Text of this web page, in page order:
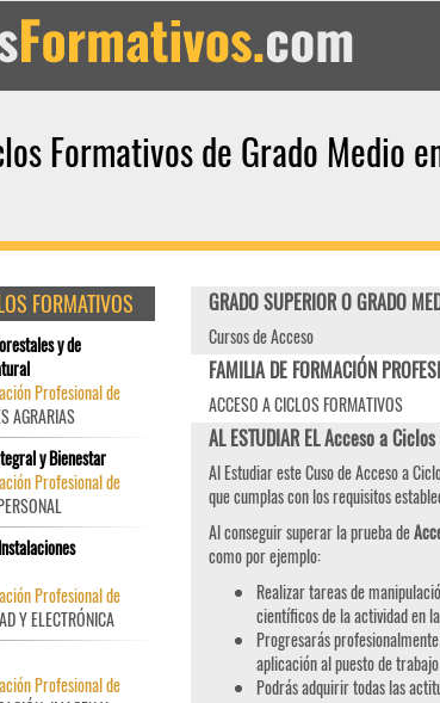
Formativos de Grado Medio
GRADO SUPERIOR O GRADO
Cursos de Acceso
FAMILIA DE FORMACIÓN
ACCESO A CICLOS FORMATIVOS
AL ESTUDIAR EL Acceso a
Al Estudiar este Cuso de Acceso a
que cumplas con los requisitos
Al conseguir superar la prueba de
como por ejemplo:
Realizar tareas de
científicos de la actividad en
Progresarás
aplicación al puesto de trabajo
Podrás adquirir todas las
FORMATIVOS
y de
Profesional de
AGRARIAS
y Bienestar
Profesional de
Profesional de
Y ELECTRÓNICA
Profesional de